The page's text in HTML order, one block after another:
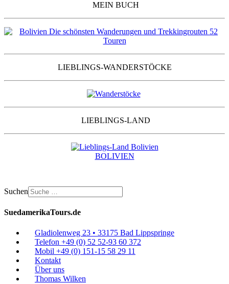
MEIN BUCH
LIEBLINGS-WANDERSTÖCKE
LIEBLINGS-LAND
BOLIVIEN
Suchen
SuedamerikaTours.de
Gladiolenweg 23 • 33175 Bad Lippspringe
Telefon +49 (0) 52 52-93 60 372
Mobil +49 (0) 151-15 58 29 11
Kontakt
Über uns
Thomas Wilken